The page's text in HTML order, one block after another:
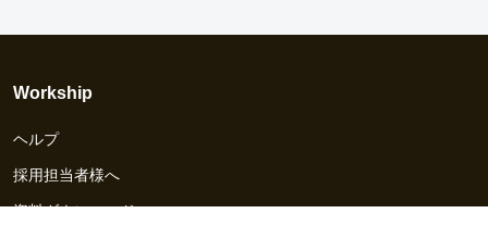
Workship
ヘルプ
採用担当者様へ
資料ダウンロード